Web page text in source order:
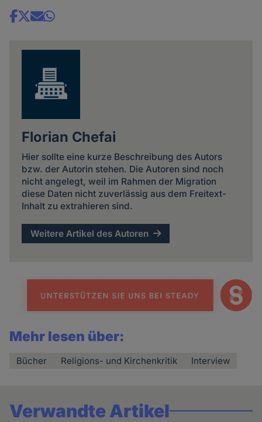
Share
Florian Chefai
Hier sollte eine kurze Beschreibung des Autors
bzw. der Autorin stehen. Die Autoren sind noch
nicht angelegt, weil im Rahmen der Migration
diese Daten nicht zuverlässig aus dem Freitext-
Inhalt zu extrahieren sind.
Weitere Artikel des Autoren
Mehr lesen über:
Bücher Religions- und Kirchenkritik Interview
Verwandte Artikel